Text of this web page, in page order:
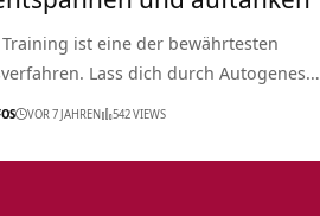
ist eine der bewährtesten
Lass dich durch Autogenes…
VOR 7 JAHREN 542 VIEWS